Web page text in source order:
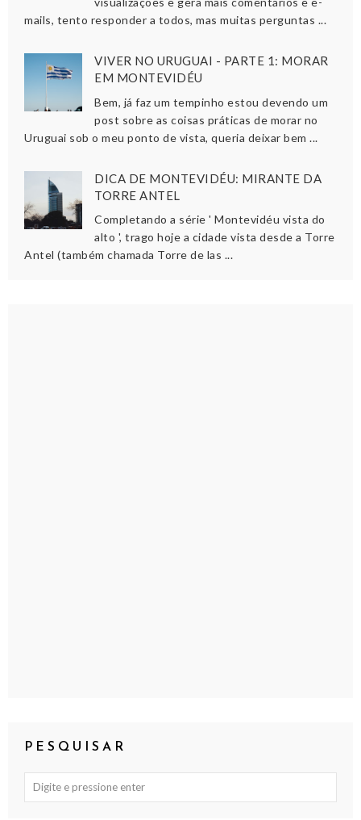
mails, tento responder a todos, mas muitas perguntas ...
VIVER NO URUGUAI - PARTE 1: MORAR
EM MONTEVIDÉU
Bem, já faz um tempinho estou devendo um
post sobre as coisas práticas de morar no
Uruguai sob o meu ponto de vista, queria deixar bem ...
DICA DE MONTEVIDÉU: MIRANTE DA
TORRE ANTEL
Completando a série ' Montevidéu vista do
alto ', trago hoje a cidade vista desde a Torre
Antel (também chamada Torre de las ...
PESQUISAR